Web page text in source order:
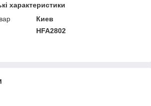
характеристики
Киев
HFA2802